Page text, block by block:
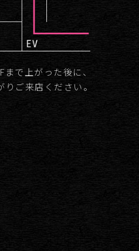
で上がった後に、
ご来店ください。